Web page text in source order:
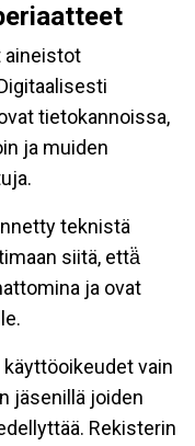
aineistot
tietokannoissa,
ja muiden
teknistä
siitä, että̈
ja ovat
vain
jäsenillä joiden
Rekisterin